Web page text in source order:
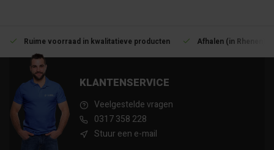
Ruime voorraad in kwalitatieve producten Afhalen (in Rhenen)
KLANTENSERVICE
Veelgestelde vragen
0317 358 228
Stuur een e-mail